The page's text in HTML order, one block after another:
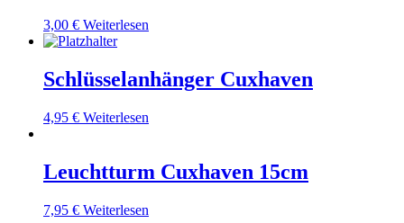
3,00 € Weiterlesen
Schlüsselanhänger Cuxhaven
4,95 € Weiterlesen
Leuchtturm Cuxhaven 15cm
7,95 € Weiterlesen